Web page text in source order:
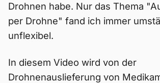
Drohnen habe. Nur das Thema
per Drohne" fand ich immer
unflexibel.
In diesem Video wird von der
Drohnenauslieferung von